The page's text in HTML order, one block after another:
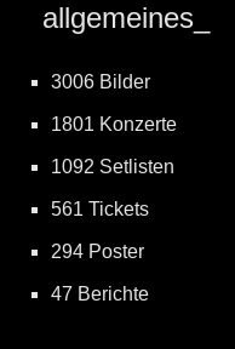
allgemeines_
3006 Bilder
1801 Konzerte
1092 Setlisten
561 Tickets
294 Poster
47 Berichte